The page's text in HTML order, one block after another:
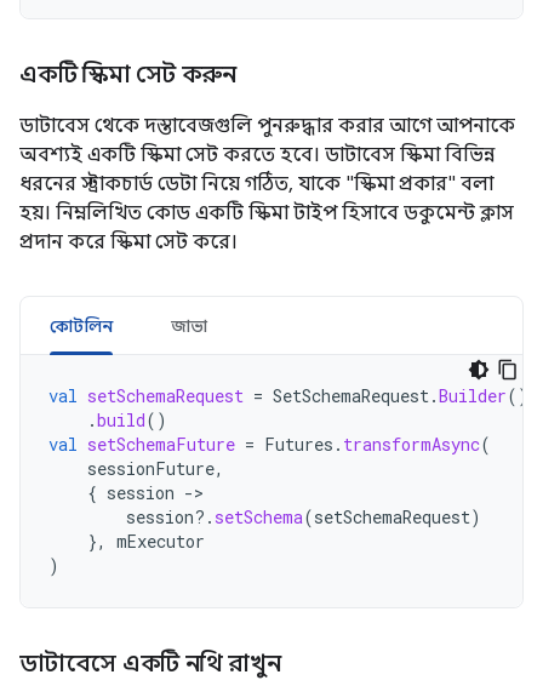
একটি স্কিমা সেট করুন
ডাটাবেস থেকে দস্তাবেজগুলি পুনরুদ্ধার করার আগে আপনাকে
অবশ্যই একটি স্কিমা সেট করতে হবে। ডাটাবেস স্কিমা বিভিন্ন
ধরনের স্ট্রাকচার্ড ডেটা নিয়ে গঠিত, যাকে "স্কিমা প্রকার" বলা
হয়। নিম্নলিখিত কোড একটি স্কিমা টাইপ হিসাবে ডকুমেন্ট ক্লাস
প্রদান করে স্কিমা সেট করে।
কোটলিন জাভা
val setSchemaRequest = SetSchemaRequest.Builder().
.build()
val setSchemaFuture = Futures . transformAsync(
sessionFuture,
{ session -
session?. setSchema(setSchemaRequest)
},
mExecutor
)
ডাটাবেসে একটি নথি রাখুন